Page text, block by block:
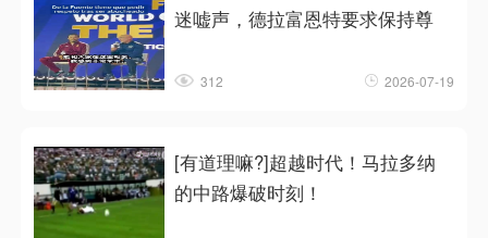
迷嘘声，德拉富恩特要求保持尊
312 2026-07-19
[有道理嘛?]超越时代！马拉多纳
的中路爆破时刻！